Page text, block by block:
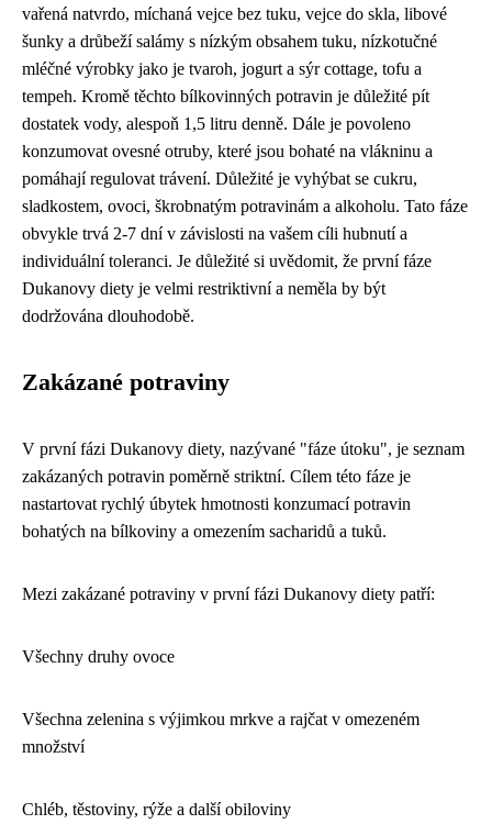
vařená natvrdo, míchaná vejce bez tuku, vejce do skla, libové
šunky a drůbeží salámy s nízkým obsahem tuku, nízkotučné
mléčné výrobky jako je tvaroh, jogurt a sýr cottage, tofu a
tempeh. Kromě těchto bílkovinných potravin je důležité pít
dostatek vody, alespoň 1,5 litru denně. Dále je povoleno
konzumovat ovesné otruby, které jsou bohaté na vlákninu a
pomáhají regulovat trávení. Důležité je vyhýbat se cukru,
sladkostem, ovoci, škrobnatým potravinám a alkoholu. Tato fáze
obvykle trvá 2-7 dní v závislosti na vašem cíli hubnutí a
individuální toleranci. Je důležité si uvědomit, že první fáze
Dukanovy diety je velmi restriktivní a neměla by být
dodržována dlouhodobě.
Zakázané potraviny
V první fázi Dukanovy diety, nazývané "fáze útoku", je seznam
zakázaných potravin poměrně striktní. Cílem této fáze je
nastartovat rychlý úbytek hmotnosti konzumací potravin
bohatých na bílkoviny a omezením sacharidů a tuků.
Mezi zakázané potraviny v první fázi Dukanovy diety patří:
Všechny druhy ovoce
Všechna zelenina s výjimkou mrkve a rajčat v omezeném
množství
Chléb, těstoviny, rýže a další obiloviny